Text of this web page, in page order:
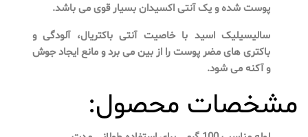
پوست شده و یک آنتی اکسیدان بسیار قوی می باشد.
سالیسیلیک اسید با خاصیت آنتی باکتریال، آلودگی و
باکتری های مضر پوست را از بین می برد و مانع ایجاد جوش
و آکنه می شود.
مشخصات محصول: